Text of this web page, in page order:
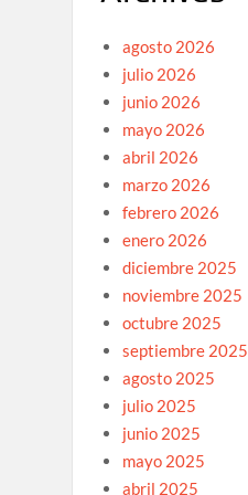
agosto 2026
julio 2026
junio 2026
mayo 2026
abril 2026
marzo 2026
febrero 2026
enero 2026
diciembre 2025
noviembre 2025
octubre 2025
septiembre 2025
agosto 2025
julio 2025
junio 2025
mayo 2025
abril 2025